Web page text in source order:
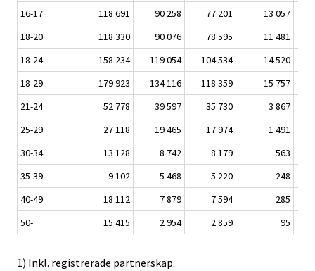
16-17
118 691 90 258 77 201 13 057
18-20
118 330 90 076 78 595 11 481
18-24
158 234 119 054 104 534 14 520
18-29
179 923 134 116 118 359 15 757
21-24
52 778 39 597 35 730 3 867
25-29
27 118 19 465 17 974
1 491
30-34
13 128 8 742 8 179
563
35-39
9 102 5 468 5 220
248
40-49
18 112 7 879 7 594 285
50-
15 415 2 954 2 859 95
1) Inkl. registrerade partnerskap.